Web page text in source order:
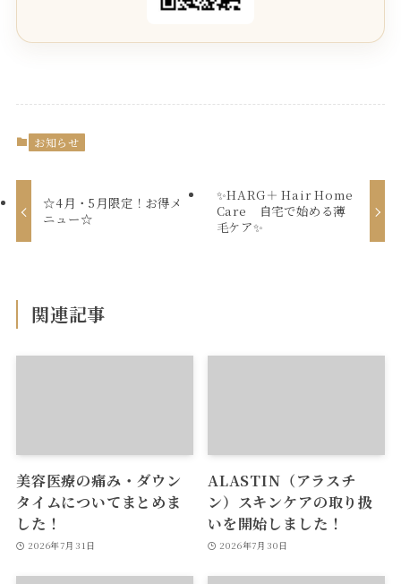
お知らせ
☆4月・5月限定！お得メ
ニュー☆
✨HARG＋ Hair Home
Care 自宅で始める薄
毛ケア✨
関連記事
美容医療の痛み・ダウン
タイムについてまとめま
した！
2026年7月31日
ALASTIN（アラスチ
ン）スキンケアの取り扱
いを開始しました！
2026年7月30日